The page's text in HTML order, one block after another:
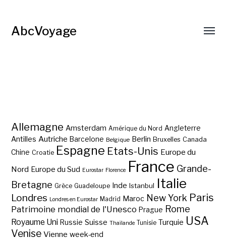
AbcVoyage
Allemagne Amsterdam Amérique du Nord Angleterre
Antilles Autriche Barcelone Belgique Berlin Bruxelles Canada
Chine Croatie Espagne Etats-Unis Europe du
Nord Europe du Sud Eurostar Florence France Grande-
Bretagne Grèce Guadeloupe Inde Istanbul Italie
Londres Londres en Eurostar Madrid Maroc New York Paris
Patrimoine mondial de l'Unesco Prague Rome
Royaume Uni Russie Suisse Thaïlande Tunisie Turquie USA
Venise Vienne week-end